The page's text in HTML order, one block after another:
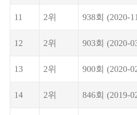
11 2위 938회 (2020-
12 2위 903회 (2020-
13 2위 900회 (2020-
14 2위 846회 (2019-